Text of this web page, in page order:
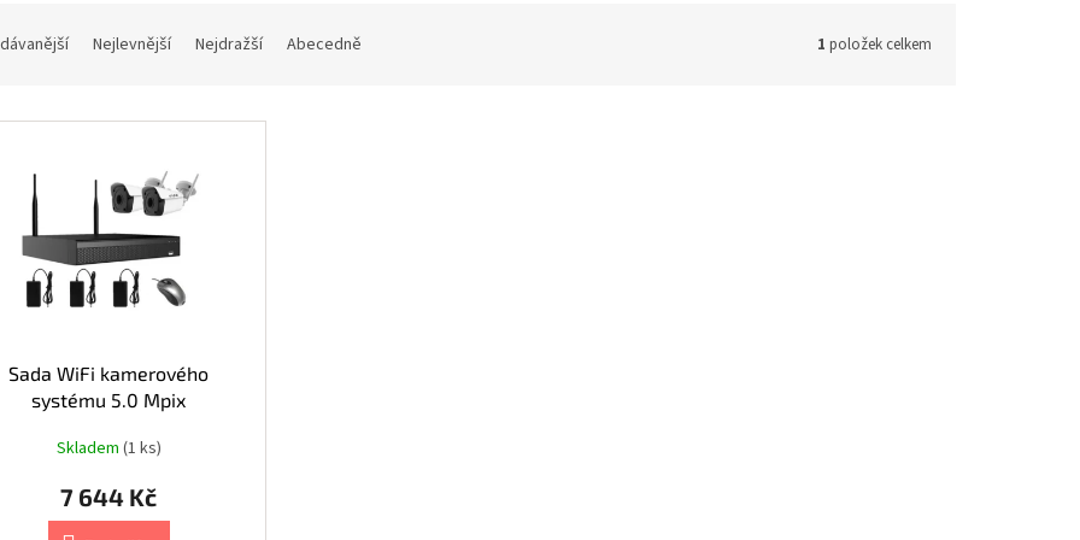
Nejlevnější Nejdražší Abecedně 1 položek celkem
Sada WiFi kamerového
systému 5.0 Mpix
Skladem (1 ks)
7 644 Kč